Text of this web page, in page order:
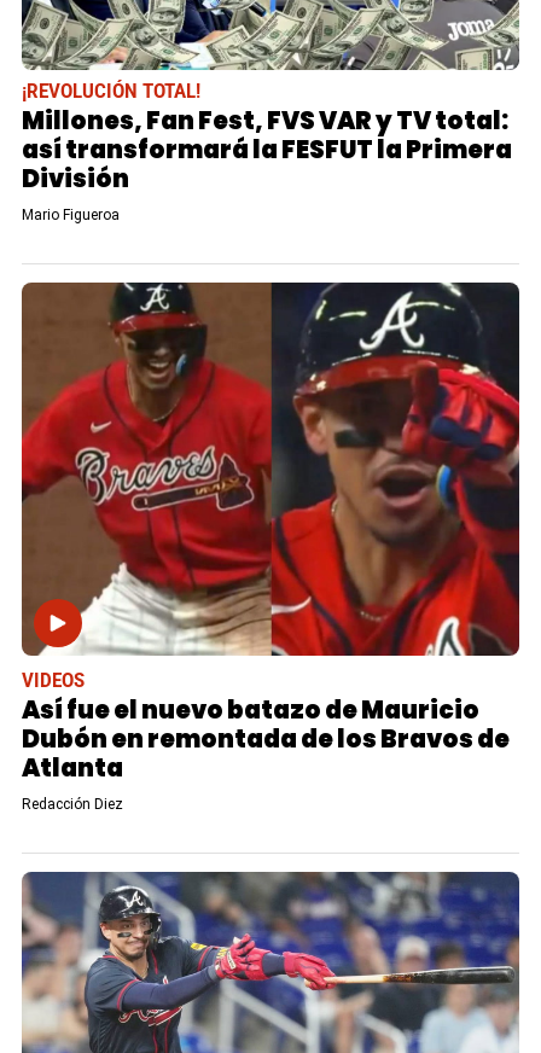
¡REVOLUCIÓN TOTAL!
Millones, Fan Fest, FVS VAR y TV total:
así transformará la FESFUT la Primera
División
Mario Figueroa
VIDEOS
Así fue el nuevo batazo de Mauricio
Dubón en remontada de los Bravos de
Atlanta
Redacción Diez